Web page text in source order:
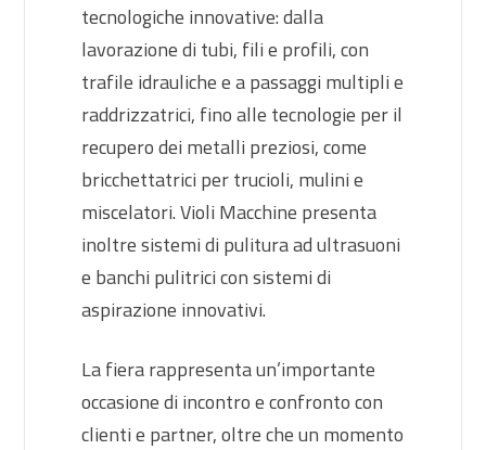
tecnologiche innovative: dalla
lavorazione di tubi, fili e profili, con
trafile idrauliche e a passaggi multipli e
raddrizzatrici, fino alle tecnologie per il
recupero dei metalli preziosi, come
bricchettatrici per trucioli, mulini e
miscelatori. Violi Macchine presenta
inoltre sistemi di pulitura ad ultrasuoni
e banchi pulitrici con sistemi di
aspirazione innovativi.
La fiera rappresenta un’importante
occasione di incontro e confronto con
clienti e partner, oltre che un momento